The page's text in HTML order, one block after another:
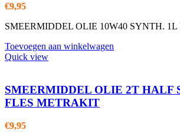
€9,95
SMEERMIDDEL OLIE 10W40 SYNTH.
Toevoegen aan winkelwagen
Quick view
SMEERMIDDEL OLIE 2T HALF
FLES METRAKIT
€9,95